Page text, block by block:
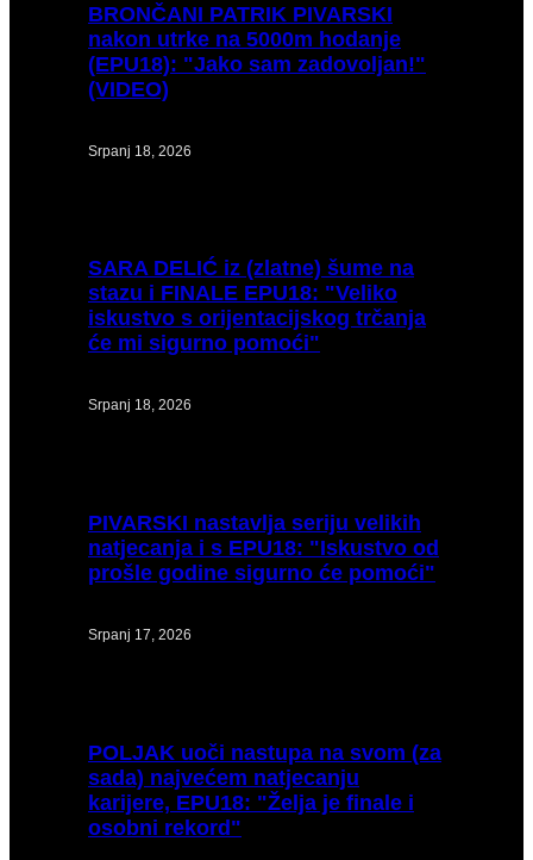
BRONČANI PATRIK PIVARSKI
nakon utrke na 5000m hodanje
(EPU18): "Jako sam zadovoljan!"
(VIDEO)
Srpanj 18, 2026
SARADELIĆ iz (zlatne) šume na
stazu i FINALE EPU18: "Veliko
iskustvo s orijentacijskog trčanja
će mi sigurno pomoći"
Srpanj 18, 2026
PIVARSKI nastavlja seriju velikih
natjecanja i s EPU18: "Iskustvo od
prošle godine sigurno će pomoći"
Srpanj 17, 2026
POLJAK uoči nastupa na svom (za
sada) najvećem natjecanju
karijere, EPU18: "Želja je finale i
osobni rekord"